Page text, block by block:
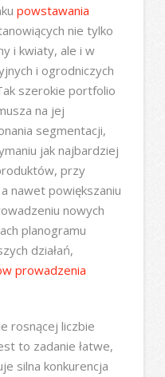
powstawania
nie tylko
i kwiaty, ale i w
i ogrodniczych
szerokie portfolio
na jej
segmentacji,
jak najbardziej
przy
nawet powiększaniu
nowych
planogramu
działań,
prowadzenia
rosnącej liczbie
to zadanie łatwe,
silna konkurencja